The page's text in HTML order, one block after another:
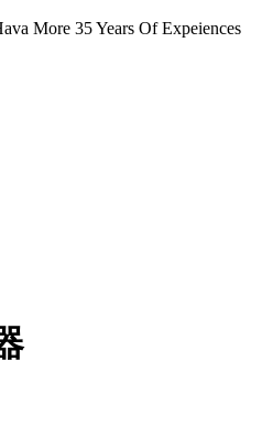
More 35 Years Of Expeiences